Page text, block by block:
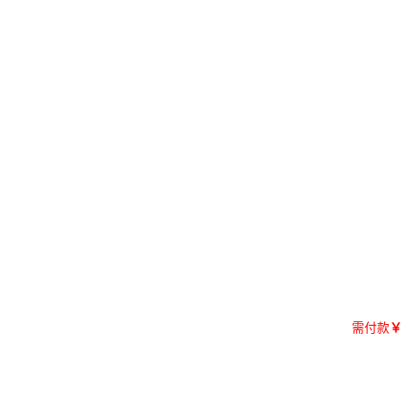
需付款￥